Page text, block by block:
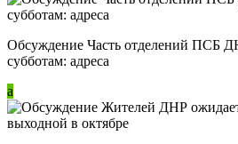
Обсуждение Часть отделений ПСБ
субботам: адреса
a